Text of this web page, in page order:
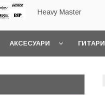
Heavy Master
АКСЕСУАРИ ГИТАРИ